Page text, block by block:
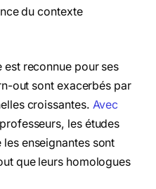
du contexte
reconnue pour ses
out sont exacerbés par
croissantes. Avec
les études
enseignantes sont
que leurs homologues